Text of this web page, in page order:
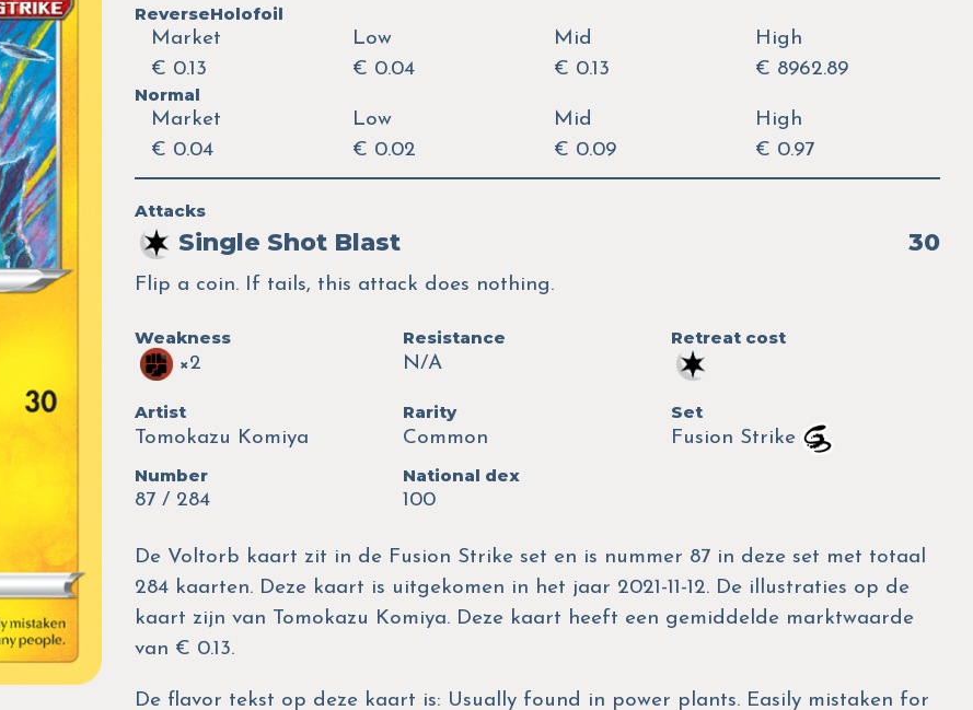
ReverseHolofoil
Market
€ 0.13
Low
€ 0.04
Mid
€ 0.13
High
€ 8962.89
Normal
Market
€ 0.04
Low
€ 0.02
Mid
€ 0.09
High
€ 0.97
Attacks
Single Shot Blast 30
Flip a coin. If tails, this attack does nothing.
Weakness
×2
Resistance
N/A
Retreat cost
Artist
Tomokazu Komiya
Rarity
Common
Set
Fusion Strike
Number
87 / 284
National dex
100
De Voltorb kaart zit in de Fusion Strike set en is nummer 87 in deze set met totaal
284 kaarten. Deze kaart is uitgekomen in het jaar 2021-11-12. De illustraties op de
kaart zijn van Tomokazu Komiya. Deze kaart heeft een gemiddelde marktwaarde
van € 0.13.
De flavor tekst op deze kaart is: Usually found in power plants. Easily mistaken for